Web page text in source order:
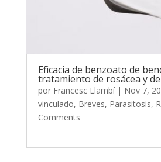
Eficacia de benzoato de
tratamiento de rosácea y
por Francesc Llambí| Nov 7,
vinculado, Breves, Parasitosis,
Comments